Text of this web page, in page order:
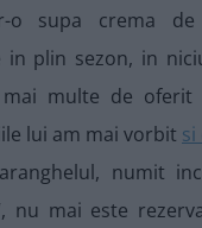
o supa crema de
in plin sezon, in
multe de oferit
lui am mai vorbit
numit
nu mai este